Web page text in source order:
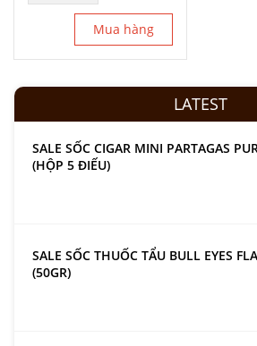
Mua hàng
LATEST
SALE SỐC CIGAR MINI PARTAGAS
(HỘP 5 ĐIẾU)
SALE SỐC THUỐC TẨU BULL EYES
(50GR)